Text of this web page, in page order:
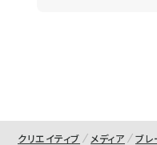
クリエイティブ メディア ブレ